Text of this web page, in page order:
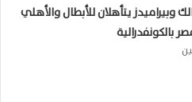
وبيراميدز يتأهلان للأبطال والأهلي
بالكونفدرالية